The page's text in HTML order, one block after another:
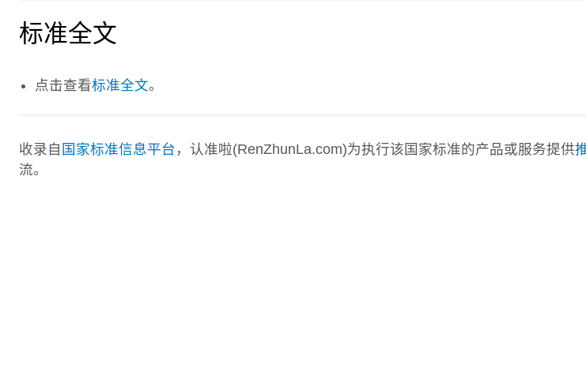
标准全文
点击查看标准全文。
收录自 国家标准信息平台 ，认准啦(RenZhunLa.com)为执行该国家标准的产品或服务提供
流。